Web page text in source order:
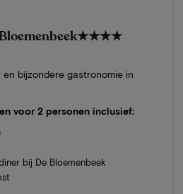
★★★★
bijzondere gastronomie in
voor 2 personen inclusief:
bij De Bloemenbeek